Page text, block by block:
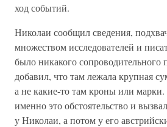
ход событий.
Николаи сообщил сведения,
множеством исследователей и
было никакого
добавил, что там лежала крупная
а не какие-то там кроны или
именно это обстоятельство и
у Николаи, а потом у его